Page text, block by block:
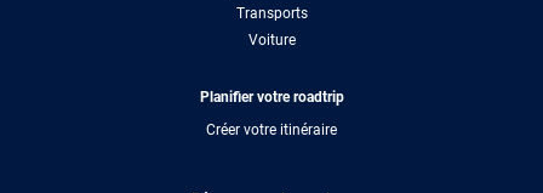
Transports
Voiture
Planifier votre roadtrip
Créer votre itinéraire